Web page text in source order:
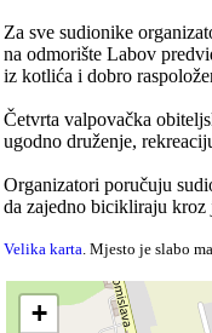
Za sve sudionike
na odmorište Labov
iz kotlića i dobro
Četvrta valpovačka
ugodno druženje,
Organizatori poručuju
da zajedno bicikliraju
Velika karta . Mjesto je slabo
+